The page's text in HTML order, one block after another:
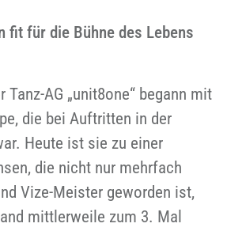
fit für die Bühne des Lebens
Tanz-AG „unit8one“ begann mit
die bei Auftritten in der
Heute ist sie zu einer
die nicht nur mehrfach
Vize-Meister geworden ist,
mittlerweile zum 3. Mal